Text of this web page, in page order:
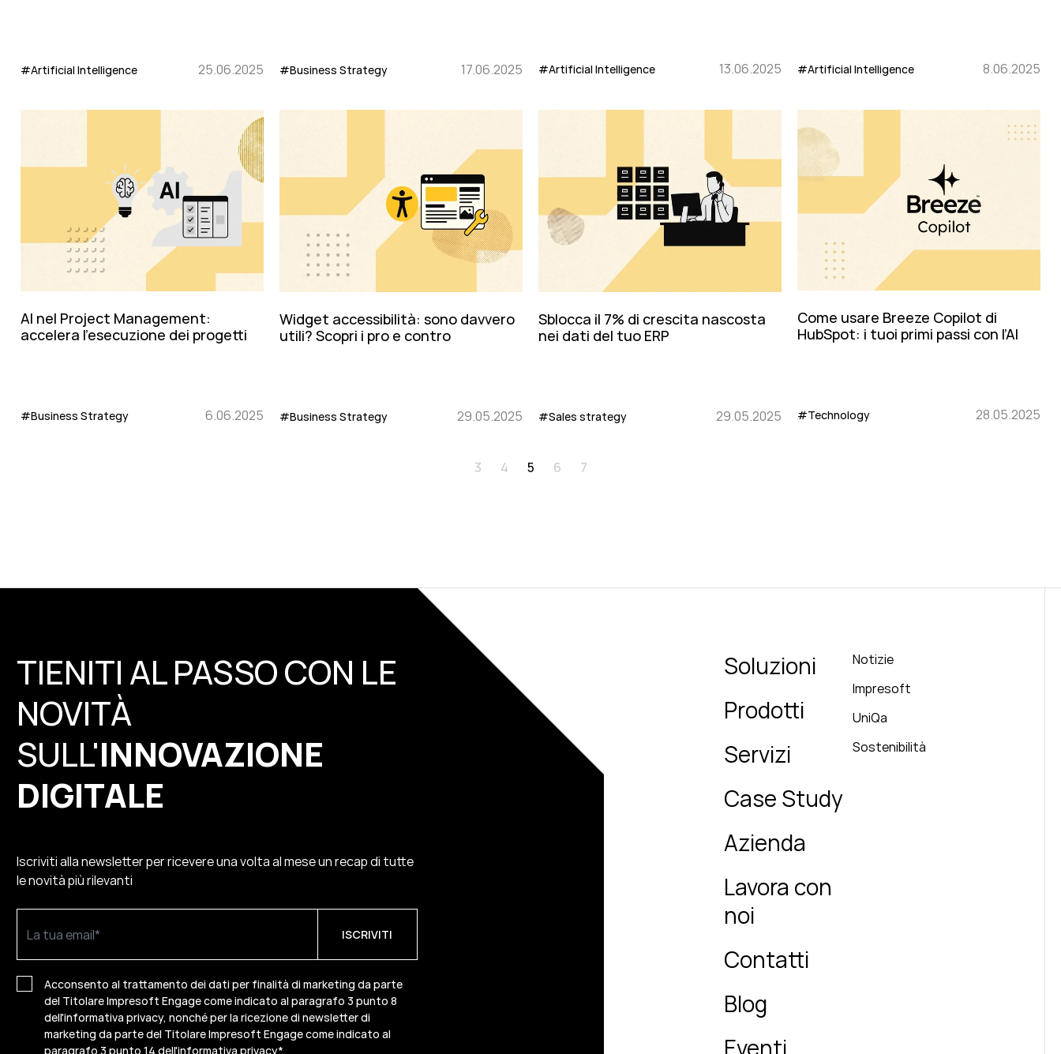
#Artificial Intelligence 25.06.2025 #Business Strategy 17.06.2025 #Artificial Intelligence 13.06.2025 #Artificial Intelligence 8.06.2025
AI nel Project Management:
accelera l'esecuzione dei progetti
#Business Strategy 6.06.2025
Widget accessibilità: sono davvero
utili? Scopri i pro e contro
#Business Strategy 29.05.2025
Sblocca il 7% di crescita nascosta
nei dati del tuo ERP
#Sales strategy 29.05.2025
Come usare Breeze Copilot di
HubSpot: i tuoi primi passi con l’AI
#Technology 28.05.2025
3 4 5 6 7
TIENITI AL PASSO CON LE
NOVITÀ
SULL'INNOVAZIONE
DIGITALE
Iscriviti alla newsletter per ricevere una volta al mese un recap di tutte
le novità più rilevanti
Acconsento al trattamento dei dati per finalità di marketing da parte
del Titolare Impresoft Engage come indicato al paragrafo 3 punto 8
dell'informativa privacy, nonché per la ricezione di newsletter di
marketing da parte del Titolare Impresoft Engage come indicato al
paragrafo 3 punto 14 dell'informativa privacy*
Soluzioni
Prodotti
Servizi
Case Study
Azienda
Lavora con
noi
Contatti
Blog
Notizie
Impresoft
UniQa
Sostenibilità